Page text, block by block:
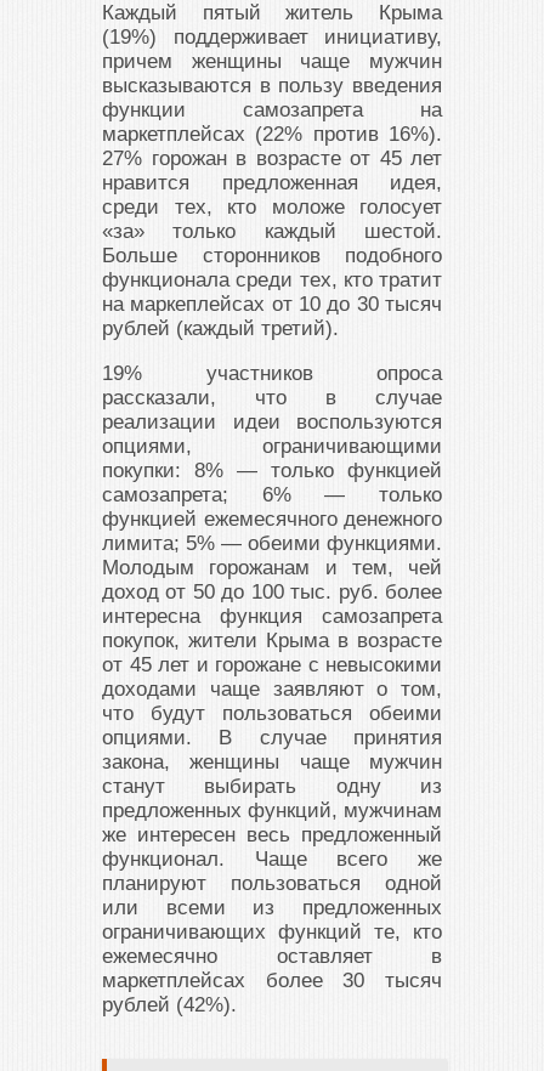
Каждый пятый житель Крыма
(19%) поддерживает инициативу,
причем женщины чаще мужчин
высказываются в пользу введения
функции самозапрета на
маркетплейсах (22% против 16%).
27% горожан в возрасте от 45 лет
нравится предложенная идея,
среди тех, кто моложе голосует
«за» только каждый шестой.
Больше сторонников подобного
функционала среди тех, кто тратит
на маркеплейсах от 10 до 30 тысяч
рублей (каждый третий).
19% участников опроса
рассказали, что в случае
реализации идеи воспользуются
опциями, ограничивающими
покупки: 8% — только функцией
самозапрета; 6% — только
функцией ежемесячного денежного
лимита; 5% — обеими функциями.
Молодым горожанам и тем, чей
доход от 50 до 100 тыс. руб. более
интересна функция самозапрета
покупок, жители Крыма в возрасте
от 45 лет и горожане с невысокими
доходами чаще заявляют о том,
что будут пользоваться обеими
опциями. В случае принятия
закона, женщины чаще мужчин
станут выбирать одну из
предложенных функций, мужчинам
же интересен весь предложенный
функционал. Чаще всего же
планируют пользоваться одной
или всеми из предложенных
ограничивающих функций те, кто
ежемесячно оставляет в
маркетплейсах более 30 тысяч
рублей (42%).